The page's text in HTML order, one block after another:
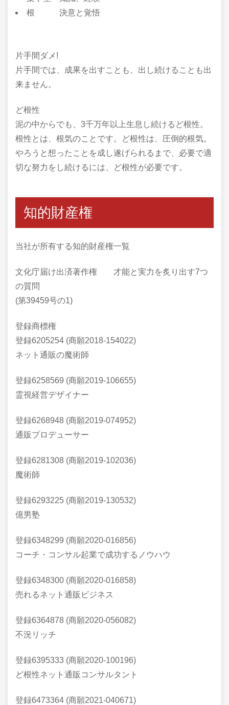
根 決意と覚悟
片手間ダメ!
片手間では、成果を出すことも、出し続けることも出
来ません。
ど根性
泥の中からでも、3千万年以上生息し続けるど根性。
根性とは、根気のことです。ど根性は、圧倒的根気。
やろうと想ったことを成し遂げられるまで、必要で適
切な努力をし続けるには、ど根性が必要です。
知的財産権
当社が所有する知的財産権一覧
文化庁届け出済著作権 才能と実力を炙り出す7つ
の質問
(第39459号の1)
登録商標権
登録6205254 (商願2018-154022)
ネット通販の魔術師
登録6258569 (商願2019-106655)
霊視経営デザイナー
登録6268948 (商願2019-074952)
通販プロデューサー
登録6281308 (商願2019-102036)
魔術師
登録6293225 (商願2019-130532)
億男塾
登録6348299 (商願2020-016856)
コーチ・コンサル起業で成功するノウハウ
登録6348300 (商願2020-016858)
売れるネット通販ビジネス
登録6364878 (商願2020-056082)
不況リッチ
登録6395333 (商願2020-100196)
ど根性ネット通販コンサルタント
登録6473364 (商願2021-040671)